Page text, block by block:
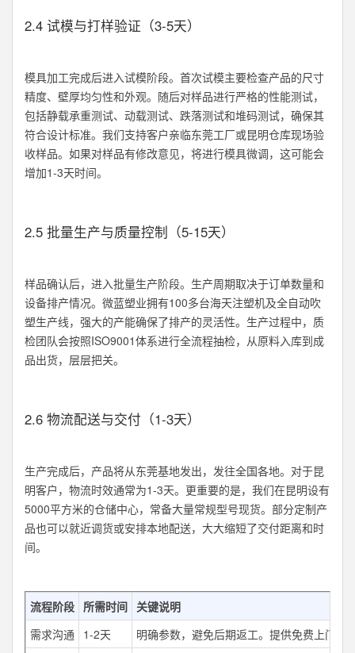
2.4 试模与打样验证（3-5天）
模具加工完成后进入试模阶段。首次试模主要检查产品的尺寸
精度、壁厚均匀性和外观。随后对样品进行严格的性能测试，
包括静载承重测试、动载测试、跌落测试和堆码测试，确保其
符合设计标准。我们支持客户亲临东莞工厂或昆明仓库现场验
收样品。如果对样品有修改意见，将进行模具微调，这可能会
增加1-3天时间。
2.5 批量生产与质量控制（5-15天）
样品确认后，进入批量生产阶段。生产周期取决于订单数量和
设备排产情况。微蓝塑业拥有100多台海天注塑机及全自动吹
塑生产线，强大的产能确保了排产的灵活性。生产过程中，质
检团队会按照ISO9001体系进行全流程抽检，从原料入库到成
品出货，层层把关。
2.6 物流配送与交付（1-3天）
生产完成后，产品将从东莞基地发出，发往全国各地。对于昆
明客户，物流时效通常为1-3天。更重要的是，我们在昆明设有
5000平方米的仓储中心，常备大量常规型号现货。部分定制产
品也可以就近调货或安排本地配送，大大缩短了交付距离和时
间。
流程阶段 所需时间 关键说明
需求沟通
1-2天
明确参数，避免后期返工。提供免费上门勘